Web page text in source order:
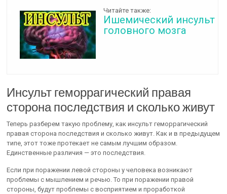
Читайте также:
Ишемический инсульт
головного мозга
Инсульт геморрагический правая
сторона последствия и сколько живут
Теперь разберем такую проблему, как инсульт геморрагический
правая сторона последствия и сколько живут. Как и в предыдущем
типе, этот тоже протекает не самым лучшим образом.
Единственные различия — это последствия.
Если при поражении левой стороны у человека возникают
проблемы с мышлением и речью. То при поражении правой
стороны, будут проблемы с восприятием и проработкой